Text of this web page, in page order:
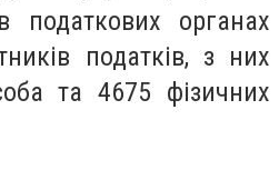
податкових органах
податків, з них
та 4675 фізичних